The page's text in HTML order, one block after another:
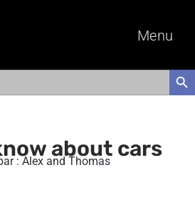
Menu
about cars
: Alex and Thomas